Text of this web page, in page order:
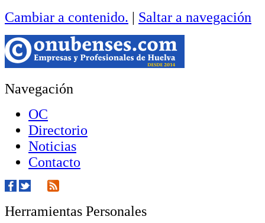
Cambiar a contenido. | Saltar a navegación
Navegación
OC
Directorio
Noticias
Contacto
Herramientas Personales